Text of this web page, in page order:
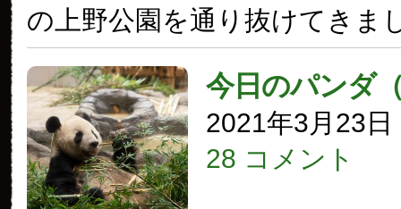
の上野公園を通り抜けてきま
今日のパンダ
2021年3月23日
28 コメント